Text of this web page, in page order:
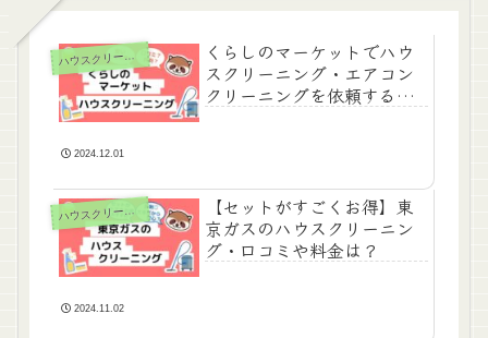
ハ
ウスクリーニング
くらしのマーケットでハウ
スクリーニング・エアコン
クリーニングを依頼するの
2024.12.01
ハ
ウスクリーニング
【セットがすごくお得】東
京ガスのハウスクリーニン
グ・口コミや料金は？
2024.11.02